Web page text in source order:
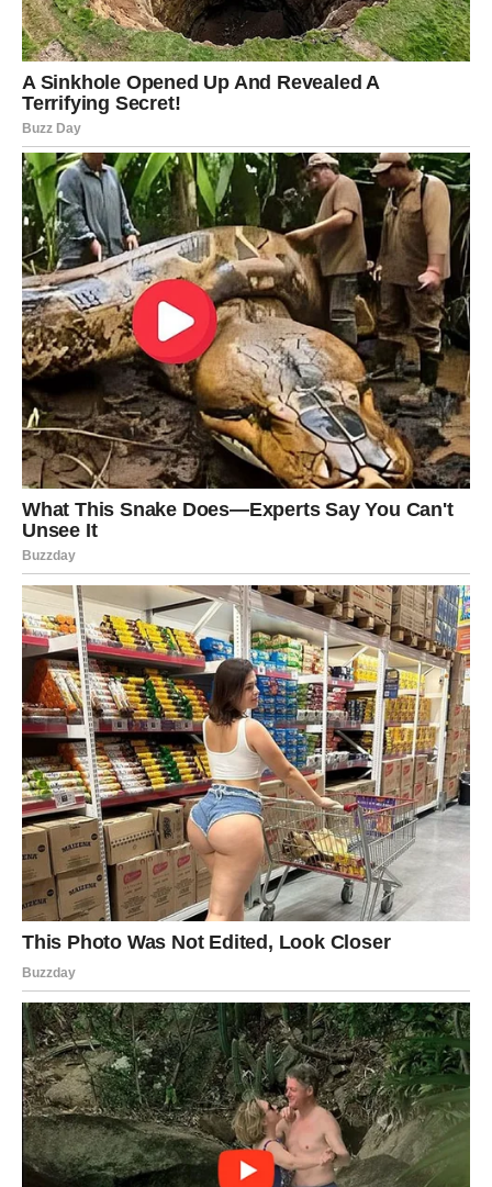
Vrijeme je da vjerujete svojoj intuiciji.
STRIJELAC
Nova energija donosi vam mnogo novih mogućnosti i
spontanih događaja.
Jedan susret mogao bi vam potpuno promijeniti
raspoloženje.
Sreća dolazi onda kada je najmanje
očekujete
Pred vama su veoma uzbudljivi trenuci.
JARAC
Jarčevi konačno osjećaju da dolazi vrijeme velikih
promjena.
Poslovni život traži ozbiljan korak, dok ljubavni odnosi
zahtijevaju iskrenost.
Vrijeme je da birate ono što vas čini
sretnima
Pred vama su veoma važni trenuci.
VODOLIJA
Zvijezde vam donose neočekivane događaje koji vas
tjeraju da drugačije gledate na budućnost.
Jedna osoba ili situacija sada traži konačan odgovor.
Sudbina vas vodi prema novom početku
Pred vama su veoma posebni dani.
RIBE